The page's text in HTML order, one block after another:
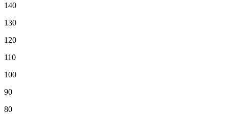
140
130
120
110
100
90
80